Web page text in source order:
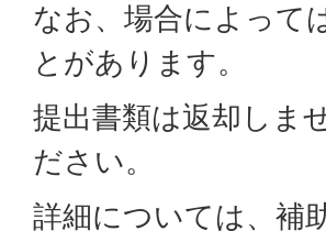
なお、場合によって
とがあります。
提出書類は返却しま
ださい。
詳細については、補